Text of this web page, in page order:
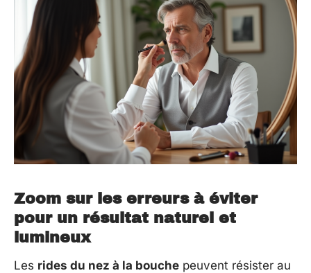
Zoom sur les erreurs à éviter
pour un résultat naturel et
lumineux
Les rides du nez à la bouche peuvent résister au